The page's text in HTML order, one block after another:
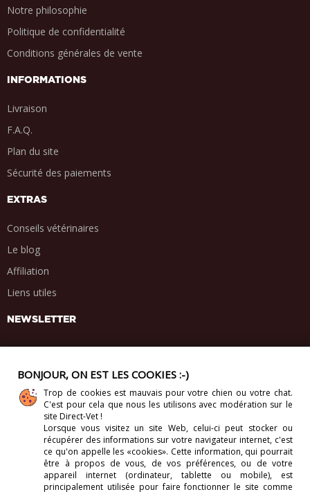
Notre philosophie
Politique de confidentialité
Conditions générales de vente
INFORMATIONS
Livraison
F.A.Q.
Plan du site
Sécurité des paiements
EXTRAS
Conseils vétérinaires
Le blog
Affiliation
Liens utiles
NEWSLETTER
PARTAGE SOCIAL
. .
Copyright 2012-2026. Direct-Vet BV. Tous droits réservés.
BONJOUR, ON EST LES COOKIES :-)
Trop de cookies est mauvais pour votre chien ou votre chat.
C'est pour cela que nous les utilisons avec modération sur le
site Direct-Vet !
Lorsque vous visitez un site Web, celui-cipeut stocker ou
récupérer des informations sur votre navigateur internet, c'est
ce qu'on appelle les «cookies». Cette information, qui pourrait
être à propos de vous, de vos préférences, ou de votre
appareil internet (ordinateur, tablette ou mobile), est
principalement utilisée pour faire fonctionner le site comme